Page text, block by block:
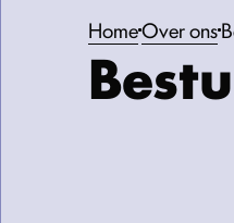
HomeOver ons